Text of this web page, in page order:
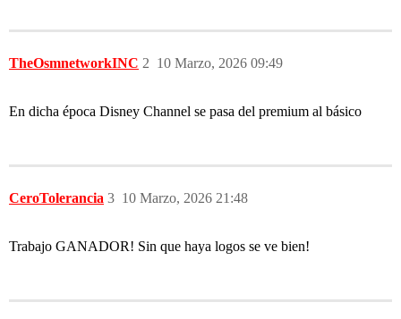
TheOsmnetworkINC 10 Marzo, 2026 09:49
2
En dicha época Disney Channel se pasa del premium al básico
CeroTolerancia 10 Marzo, 2026 21:48
3
Trabajo GANADOR! Sin que haya logos se ve bien!